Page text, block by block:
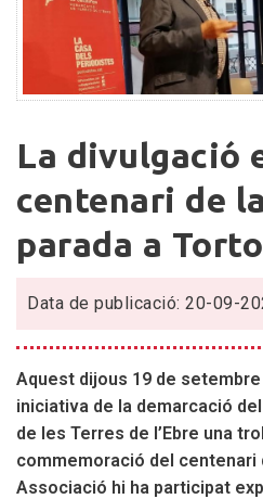
divulgació
en
ruta
del
centenari
de
ràdio
fa
parada
a
Tortosa
La divulgació
centenari de
parada a
Data de publicació: 20-09-
Aquest dijous 19 de
iniciativa de la demarcació
de les Terres de l’Ebre una
commemoració del centenari
Associació hi ha participat